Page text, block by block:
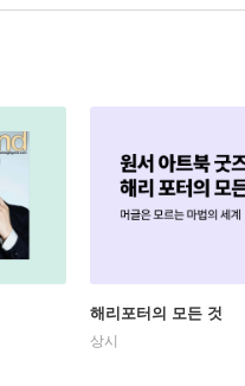
해리포터의 모든 것
상시